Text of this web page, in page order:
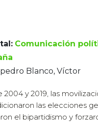
Comunicación
Blanco, Víctor
2004 y 2019, las
las elecciones
el bipartidismo y